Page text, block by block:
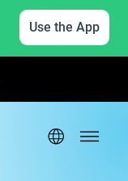
Use the App